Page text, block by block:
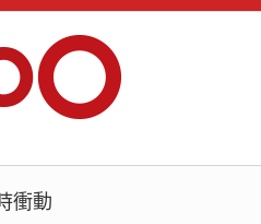
衝動